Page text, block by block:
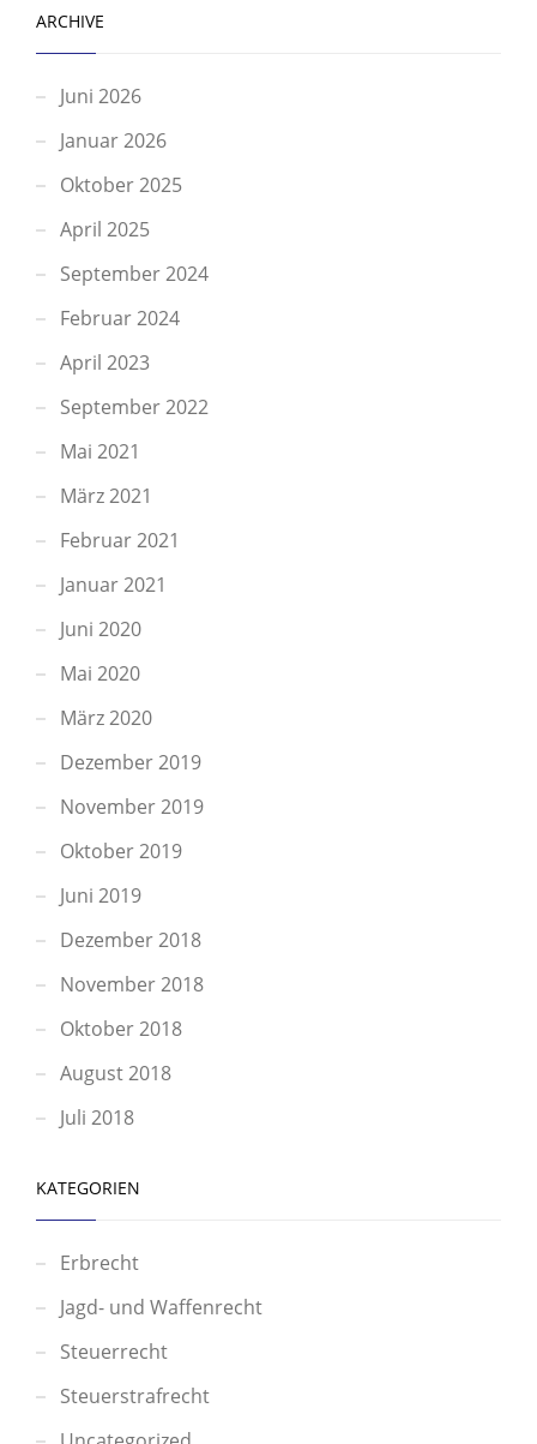
ARCHIVE
Juni 2026
Januar 2026
Oktober 2025
April 2025
September 2024
Februar 2024
April 2023
September 2022
Mai 2021
März 2021
Februar 2021
Januar 2021
Juni 2020
Mai 2020
März 2020
Dezember 2019
November 2019
Oktober 2019
Juni 2019
Dezember 2018
November 2018
Oktober 2018
August 2018
Juli 2018
KATEGORIEN
Erbrecht
Jagd- und Waffenrecht
Steuerrecht
Steuerstrafrecht